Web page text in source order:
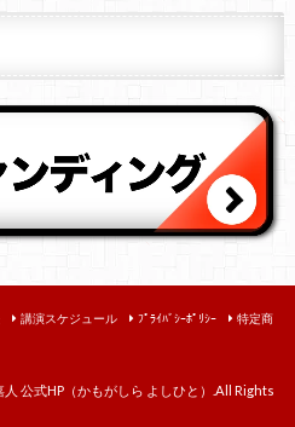
講演スケジュール ﾌﾟﾗｲﾊﾞｼｰﾎﾟﾘｼｰ
特定商
公式HP（かもがしら よしひと）
.All Rights